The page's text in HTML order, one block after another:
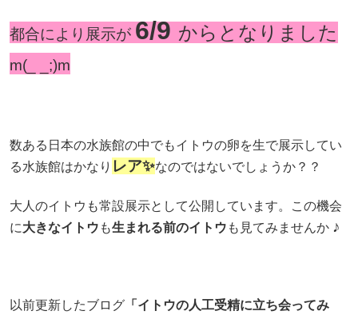
都合により展示が 6/9から となりました
m(_ _;)m
数ある日本の水族館の中でもイトウの卵を生で展示してい
る水族館はかなり レア✨なのではないでしょうか？？
大人のイトウも常設展示として公開しています。この機会
に大きなイトウ も生まれる前のイトウ も見てみませんか ♪
以前更新したブログ「イトウの人工受精に立ち会ってみ